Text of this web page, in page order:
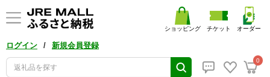
ログイン / 新規会員登録
0
ショッピング チケット オーダー